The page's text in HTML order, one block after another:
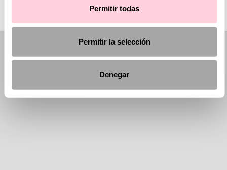
Permitir todas
Permitir la selección
Denegar